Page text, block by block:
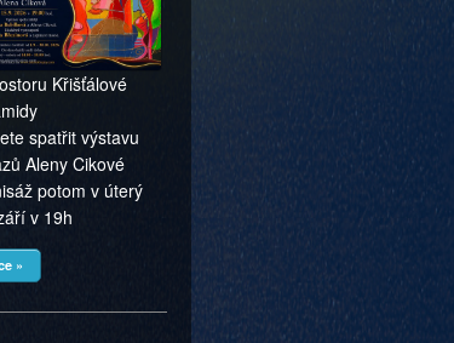
Křišťálové
spatřit výstavu
Aleny Cikové
potom v úterý
v 19h
»